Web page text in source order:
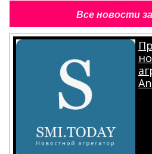
Все новости
.